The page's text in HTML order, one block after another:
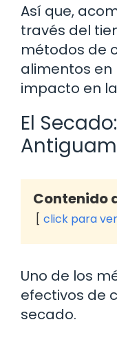
Así que,
través del
métodos de
alimentos en
impacto en
El
Contenido
click para
Uno de los
efectivos de
secado.